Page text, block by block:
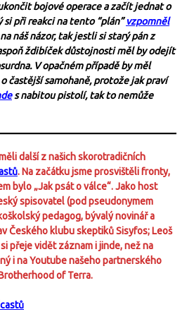
bojové operace a začít jednat o
si při reakci na tento “plán”vzpomněl
náš názor, tak jestli si starý pán z
ždibíček důstojnosti měl by odejít
V opačném případě by měl
častější samohaně, protože jak praví
s nabitou pistolí, tak to nemůže
další z našich skorotradičních
. Na začátku jsme prosvištěli fronty,
bylo „Jak psát o válce“. Jako host
spisovatel (pod pseudonymem
pedagog, bývalý novinář a
Českého klubu skeptiků Sisyfos; Leoš
přeje vidět záznam i jinde, než na
i na Youtube našeho partnerského
of Terra.